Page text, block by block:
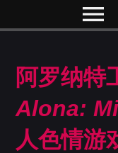
menu
阿罗纳
Alona:
人色情游